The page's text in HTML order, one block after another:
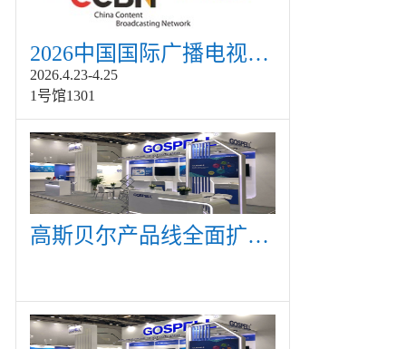
2026中国国际广播电视信息网络展览会展
2026.4.23-4.25
1号馆1301
高斯贝尔产品线全面扩展，众多新产品亮相CommunicAsia 2019